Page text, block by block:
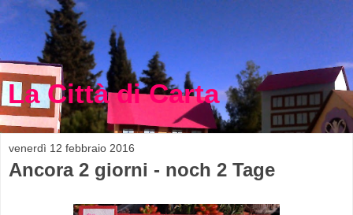
La Città di Carta
venerdì 12 febbraio 2016
Ancora 2 giorni - noch 2 Tage